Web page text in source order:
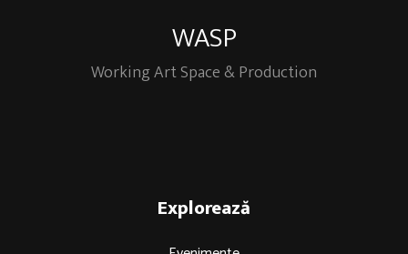
WASP
Working Art Space & Production
Explorează